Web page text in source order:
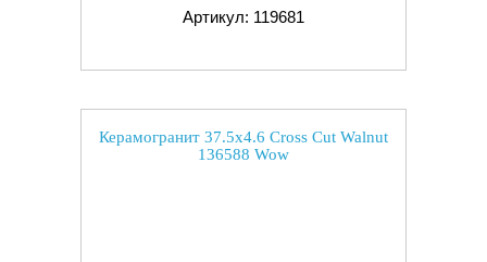
Артикул: 119681
Керамогранит 37.5x4.6 Cross Cut Walnut
136588 Wow